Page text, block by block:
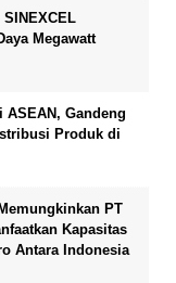
Megawatt
ASEAN, Gandeng
Produk di
PT
Kapasitas
Antara Indonesia